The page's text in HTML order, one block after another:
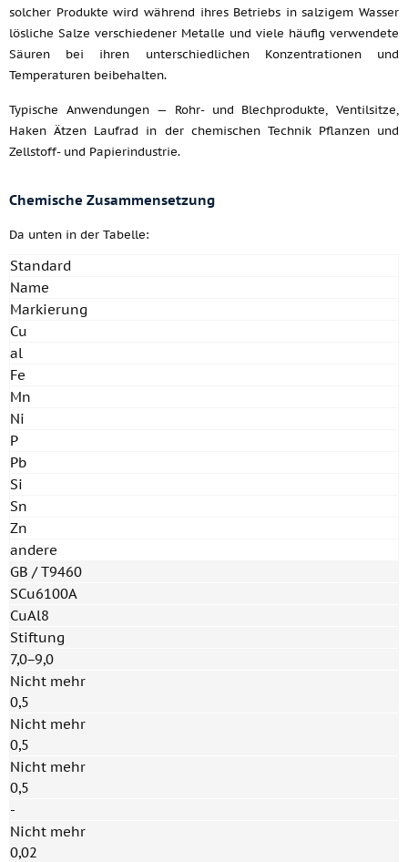
solcher Produkte wird während ihres Betriebs in salzigem Wasser
lösliche Salze verschiedener Metalle und viele häufig verwendete
Säuren bei ihren unterschiedlichen Konzentrationen und
Temperaturen beibehalten.
Typische Anwendungen — Rohr- und Blechprodukte, Ventilsitze,
Haken Ätzen Laufrad in der chemischen Technik Pflanzen und
Zellstoff- und Papierindustrie.
Chemische Zusammensetzung
Da unten in der Tabelle:
Standard
Name
Markierung
Cu
al
Fe
Mn
Ni
P
Pb
Si
Sn
Zn
andere
GB / T9460
SCu6100A
CuAl8
Stiftung
7,0−9,0
Nicht mehr
0,5
Nicht mehr
0,5
Nicht mehr
0,5
-
Nicht mehr
0,02